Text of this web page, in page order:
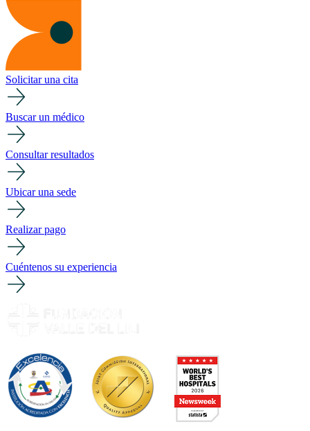
Solicitar una cita
Buscar un médico
Consultar resultados
Ubicar una sede
Realizar pago
Cuéntenos su experiencia